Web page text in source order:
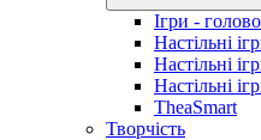
Ігри -
Настільні
Настільні
Настільні
TheaSmart
Творчість